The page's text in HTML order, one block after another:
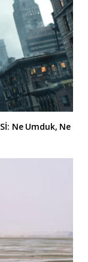
Ne Umduk, Ne